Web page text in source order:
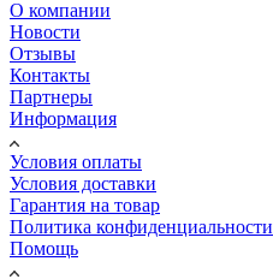
О компании
Новости
Отзывы
Контакты
Партнеры
Информация
Условия оплаты
Условия доставки
Гарантия на товар
Политика конфиденциальности
Помощь